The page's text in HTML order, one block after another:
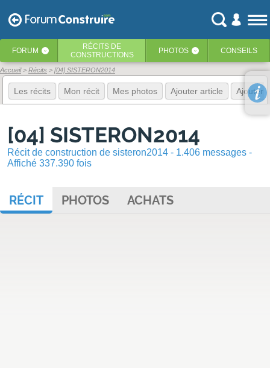
FORUM ‹ RÉCITS DE
CONSTRUCTIONS
PHOTOS ‹ CONSEILS
Accueil Récits [04] SISTERON2014
Les récits Mon récit Mes photos Ajouter article Ajouter
[04] SISTERON2014
Récit de construction de sisteron2014 - 1.406 messages -
Affiché 337.390 fois
RÉCIT PHOTOS ACHATS